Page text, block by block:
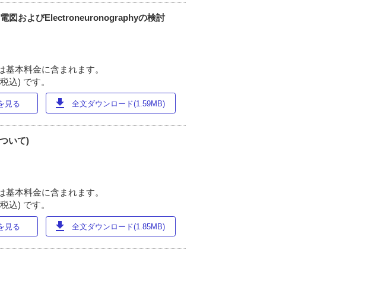
図およびElectroneuronographyの検討
本料金に含まれます。
込) です。
見る download 全文ダウンロード(1.59MB)
いて)
本料金に含まれます。
込) です。
見る download 全文ダウンロード(1.85MB)